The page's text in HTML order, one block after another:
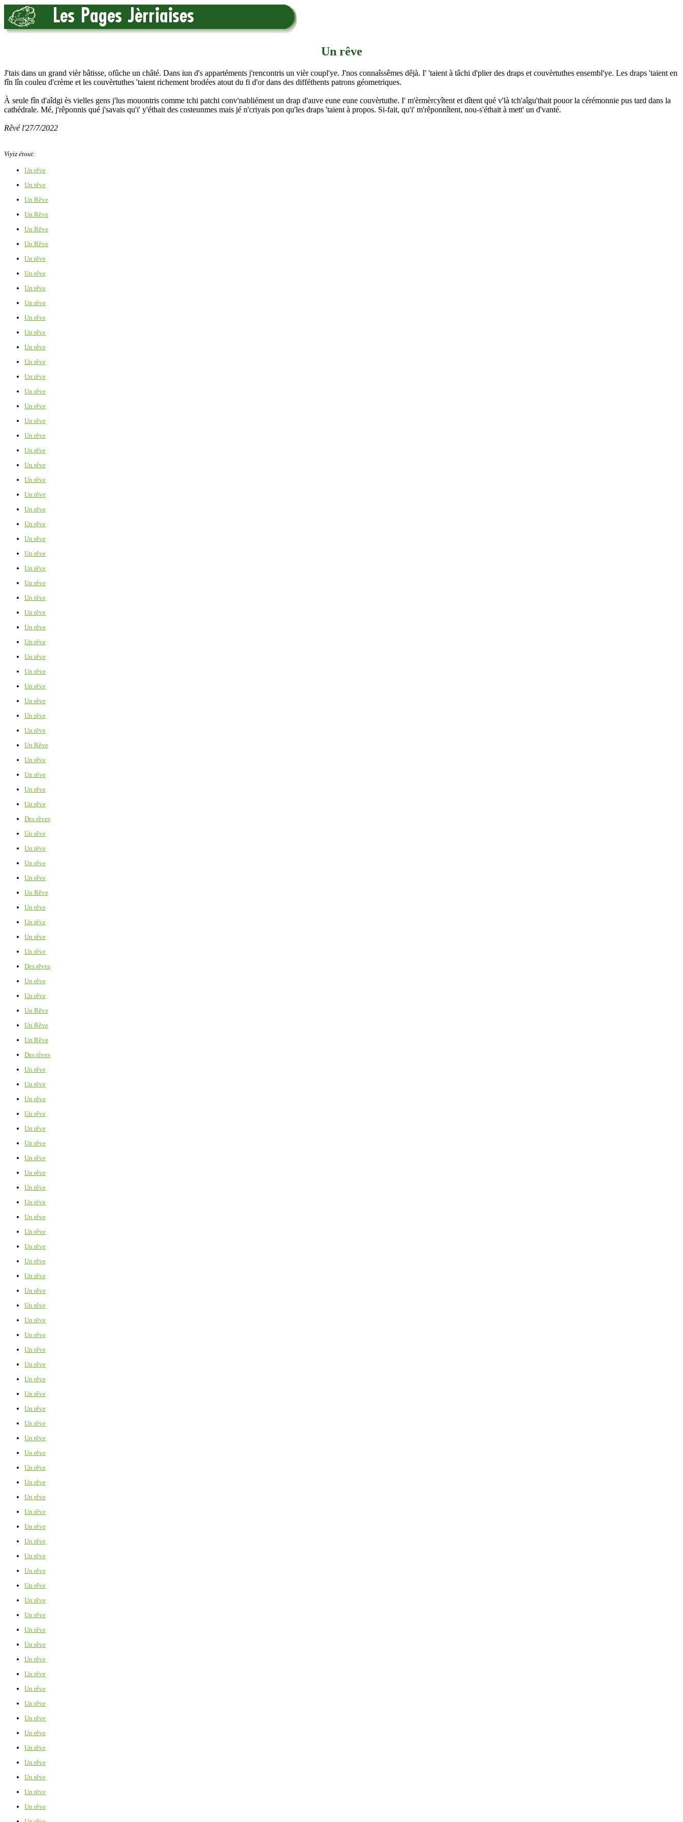
Un rêve
J'tais dans un grand vièr bâtisse, ofûche un châté. Dans iun d's appartéments j'rencontris un vièr coupl'ye. J'nos connaîssêmes dêjà. I' 'taient à tâchi d'plier des draps et couvèrtuthes ensembl'ye. Les draps 'taient en
fîn lîn couleu d'crème et les couvèrtuthes 'taient richement brodées atout du fi d'or dans des difféthents patrons géometriques.
À seule fîn d'aîdgi ès vielles gens j'lus mouontris comme tchi patchi conv'nabliément un drap d'auve eune eune couvèrtuthe. I' m'èrmèrcyîtent et dîtent qué v'là tch'aîgu'thait pouor la cérémonnie pus tard dans la
cathédrale. Mé, j'rêponnis qué j'savais qu'i' y'éthait des costeunmes mais jé n'criyais pon qu'les draps 'taient à propos. Si-fait, qu'i' m'rêponnîtent, nou-s'éthait à mett' un d'vanté.
Rêvé l'27/7/2022
Viyiz étout:
Un rêve
Un rêve
Un Rêve
Un Rêve
Un Rêve
Un Rêve
Un rêve
Un rêve
Un rêve
Un rêve
Un rêve
Un rêve
Un rêve
Un rêve
Un rêve
Un rêve
Un rêve
Un rêve
Un rêve
Un rêve
Un rêve
Un rêve
Un rêve
Un rêve
Un rêve
Un rêve
Un rêve
Un rêve
Un rêve
Un rêve
Un rêve
Un rêve
Un rêve
Un rêve
Un rêve
Un rêve
Un rêve
Un rêve
Un rêve
Un Rêve
Un rêve
Un rêve
Un rêve
Un rêve
Des rêves
Un rêve
Un rêve
Un rêve
Un rêve
Un Rêve
Un rêve
Un rêve
Un rêve
Un rêve
Des rêves
Un rêve
Un rêve
Un Rêve
Un Rêve
Un Rêve
Des rêves
Un rêve
Un rêve
Un rêve
Un rêve
Un rêve
Un rêve
Un rêve
Un rêve
Un rêve
Un rêve
Un rêve
Un rêve
Un rêve
Un rêve
Un rêve
Un rêve
Un rêve
Un rêve
Un rêve
Un rêve
Un rêve
Un rêve
Un rêve
Un rêve
Un rêve
Un rêve
Un rêve
Un rêve
Un rêve
Un rêve
Un rêve
Un rêve
Un rêve
Un rêve
Un rêve
Un rêve
Un rêve
Un rêve
Un rêve
Un rêve
Un rêve
Un rêve
Un rêve
Un rêve
Un rêve
Un rêve
Un rêve
Un rêve
Un rêve
Un rêve
Un rêve